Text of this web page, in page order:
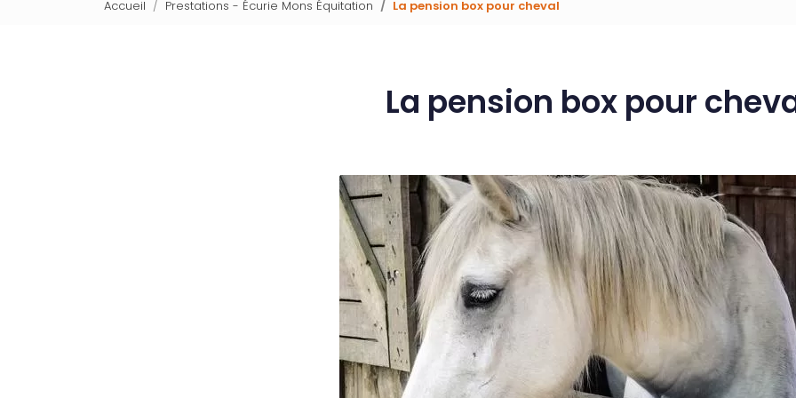
Accueil Prestations - Écurie Mons Équitation La pension box pour cheval
La pension box pour